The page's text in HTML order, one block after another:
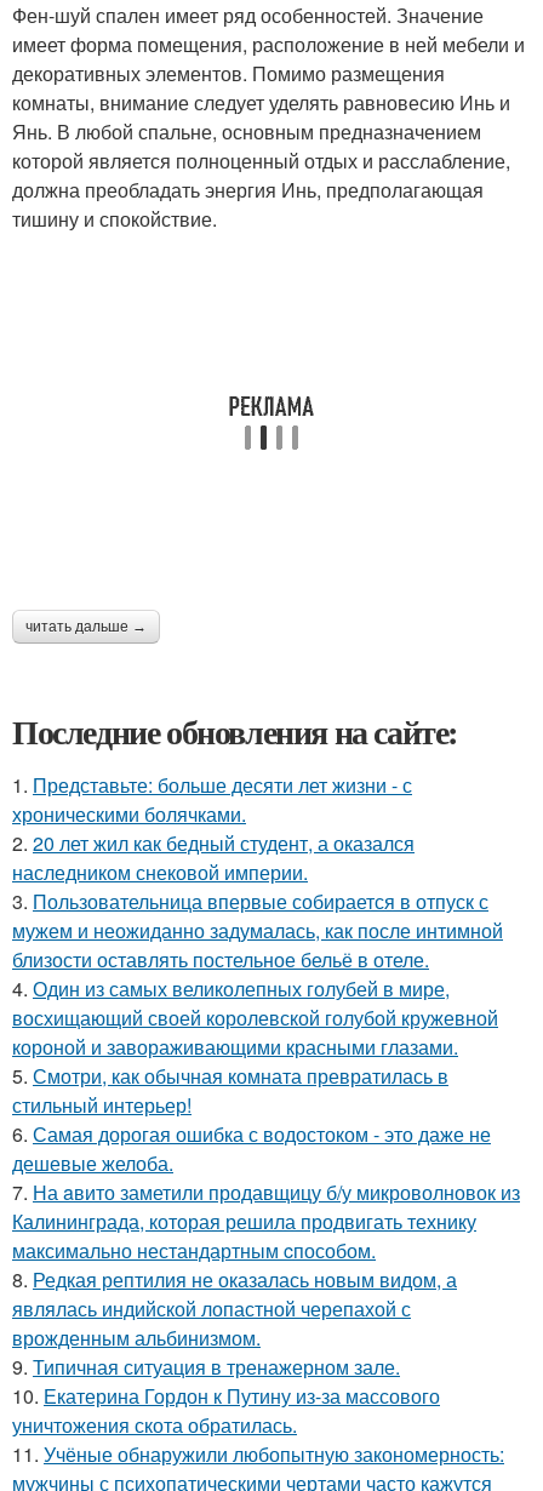
Фен-шуй спален имеет ряд особенностей. Значение
имеет форма помещения, расположение в ней мебели и
декоративных элементов. Помимо размещения
комнаты, внимание следует уделять равновесию Инь и
Янь. В любой спальне, основным предназначением
которой является полноценный отдых и расслабление,
должна преобладать энергия Инь, предполагающая
тишину и спокойствие.
читать дальше →
Последние обновления на сайте:
1. Представьте: больше десяти лет жизни - с
хроническими болячками.
2. 20 лет жил как бедный студент, а оказался
наследником снековой империи.
3. Пользовательница впервые собирается в отпуск с
мужем и неожиданно задумалась, как после интимной
близости оставлять постельное бельё в отеле.
4. Один из самых великолепных голубей в мире,
восхищающий своей королевской голубой кружевной
короной и завораживающими красными глазами.
5. Смотри, как обычная комната превратилась в
стильный интерьер!
6. Самая дорогая ошибка с водостоком - это даже не
дешевые желоба.
7. На aвито заметили продавщицу б/у микроволновок из
Калининграда, которая решила продвигать технику
максимально нестандартным cпособом.
8. Редкая рептилия не оказалась новым видом, а
являлась индийской лопастной черепахой с
врожденным альбинизмом.
9. Типичная ситуация в тренажерном зале.
10. Екатерина Гордон к Путину из-за массового
уничтожения скота обратилась.
11. Учёные обнаружили любопытную закономерность:
мужчины с психопатическими чертами часто кажутся